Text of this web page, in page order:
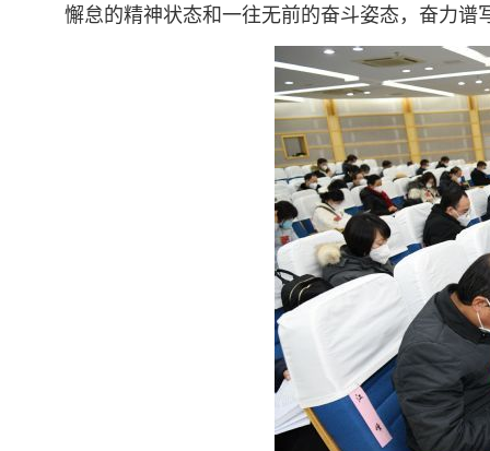
懈怠的精神状态和一往无前的奋斗姿态，奋力谱